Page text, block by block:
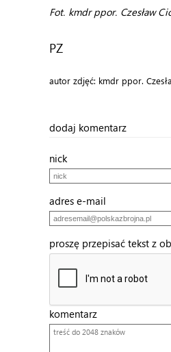
Fot. kmdr ppor. Czesław
PZ
autor zdjęć: kmdr ppor.
dodaj komentarz
nick
adres e-mail
proszę przepisać tekst z
komentarz